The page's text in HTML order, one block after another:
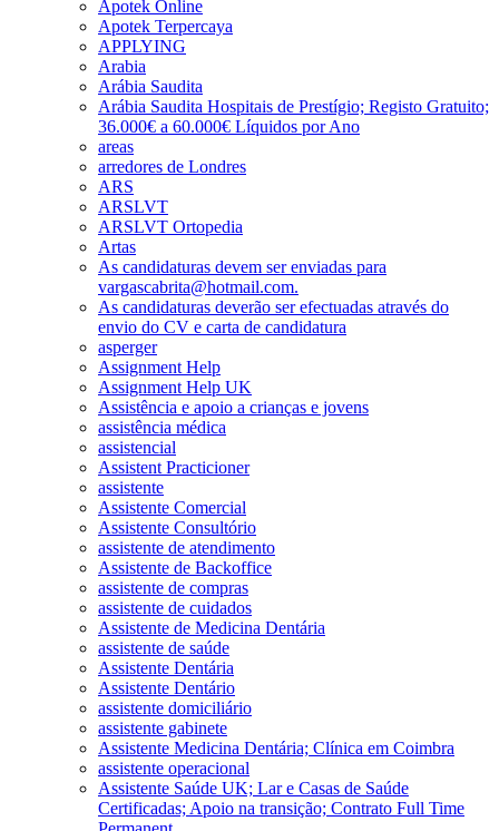
Apotek Online
Apotek Terpercaya
APPLYING
Arabia
Arábia Saudita
Arábia Saudita Hospitais de Prestígio; Registo Gratuito;
36.000€ a 60.000€ Líquidos por Ano
areas
arredores de Londres
ARS
ARSLVT
ARSLVT Ortopedia
Artas
As candidaturas devem ser enviadas para
vargascabrita@hotmail.com.
As candidaturas deverão ser efectuadas através do
envio do CV e carta de candidatura
asperger
Assignment Help
Assignment Help UK
Assistência e apoio a crianças e jovens
assistência médica
assistencial
Assistent Practicioner
assistente
Assistente Comercial
Assistente Consultório
assistente de atendimento
Assistente de Backoffice
assistente de compras
assistente de cuidados
Assistente de Medicina Dentária
assistente de saúde
Assistente Dentária
Assistente Dentário
assistente domiciliário
assistente gabinete
Assistente Medicina Dentária; Clínica em Coimbra
assistente operacional
Assistente Saúde UK; Lar e Casas de Saúde
Certificadas; Apoio na transição; Contrato Full Time